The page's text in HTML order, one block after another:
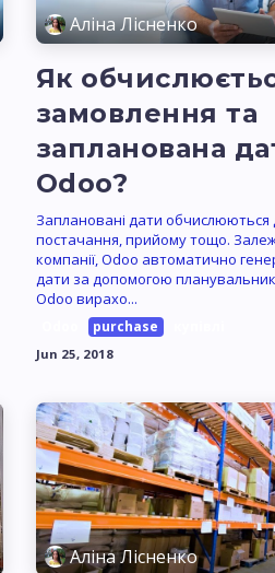
Аліна Лісненко
Як
замовлення та
запланована
Odoo?
Заплановані дати обчислюються
постачання, прийому тощо.
компанії, Odoo автоматично
дати за допомогою
Odoo вирахо...
purchase
Jun 25, 2018
Аліна Лісненко